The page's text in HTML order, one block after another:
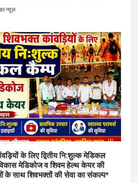
न्यूज़
के लिए द्वितीय नि:शुल्क मेडिकल
मेडिकोज व शिवम हेल्थ केयर की
के साथ शिवभक्तों की सेवा का संकल्प*